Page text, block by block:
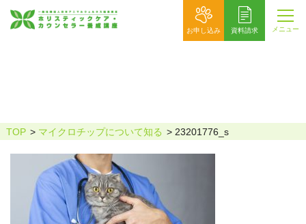
お申し込み 資料請求 メニュー
TOP マイクロチップについて知る 23201776_s